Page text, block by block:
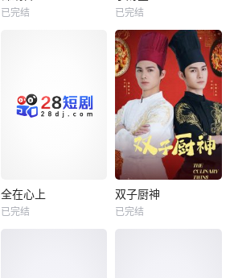
已完结 已完结
全在心上
全在心上
已完结
双子厨神
双子厨神
已完结